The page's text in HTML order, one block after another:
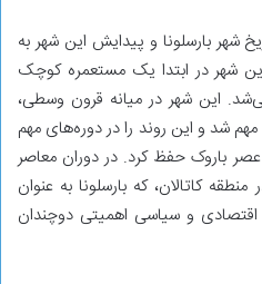
شهر بارسلونا و پیدایش این شهر به
این شهر در ابتدا یک مستعمره کوچک
این شهر در میانه قرون وسطی‌،
شد و این روند را در دوره‌های مهم
عصر باروک حفظ کرد. در دوران معاصر
کاتالان، که بارسلونا به عنوان
و سیاسی اهمیتی دوچندان